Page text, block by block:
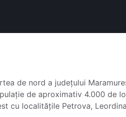
de nord a județului
de aproximativ 4.000 de
cu localitățile Petrova,